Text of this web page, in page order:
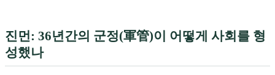
진먼: 36년간의 군정(軍管)이 어떻게 사회를 형
성했나